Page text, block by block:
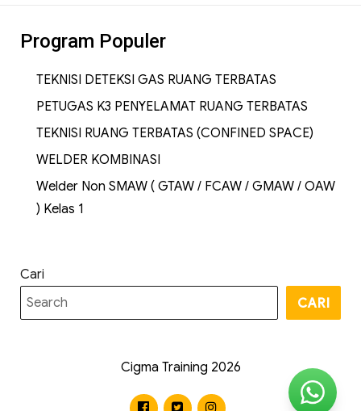
Program Populer
TEKNISI DETEKSI GAS RUANG TERBATAS
PETUGAS K3 PENYELAMAT RUANG TERBATAS
TEKNISI RUANG TERBATAS (CONFINED SPACE)
WELDER KOMBINASI
Welder Non SMAW ( GTAW / FCAW / GMAW / OAW
) Kelas 1
Cari
CARI
Cigma Training 2026